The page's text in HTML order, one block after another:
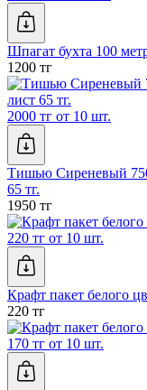
Шпагат бухта 100
1200 тг
2000 тг от 10 шт.
Тишью Сиреневый
65 тг.
1950 тг
220 тг от 10 шт.
Крафт пакет белого
220 тг
170 тг от 10 шт.